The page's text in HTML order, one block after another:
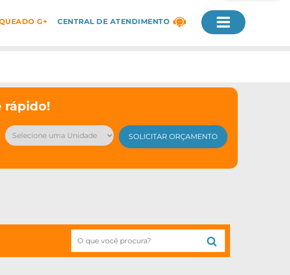
G+ CENTRAL DE ATENDIMENTO
rápido!